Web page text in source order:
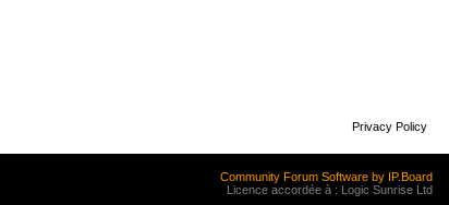
Privacy Policy
Community Forum Software by IP.Board
Licence accordée à : Logic Sunrise Ltd